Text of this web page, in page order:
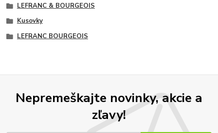
LEFRANC & BOURGEOIS
Kusovky
LEFRANC BOURGEOIS
Nepremeškajte novinky, akcie a
zľavy!